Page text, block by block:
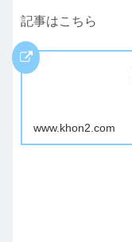
記事はこちら
www.khon2.com